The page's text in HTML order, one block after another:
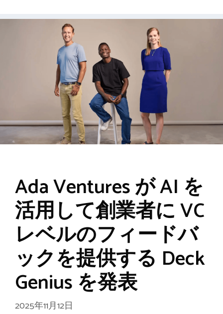
Ada Ventures が AI を
活用して創業者に VC
レベルのフィードバ
ックを提供する Deck
Genius を発表
2025年11月12日